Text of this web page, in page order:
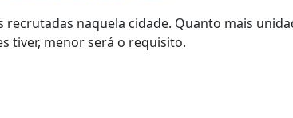
naquela cidade. Quanto mais
tiver, menor será o requisito.